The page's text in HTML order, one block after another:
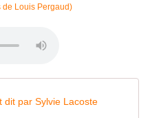
de Louis Pergaud)
dit par Sylvie Lacoste